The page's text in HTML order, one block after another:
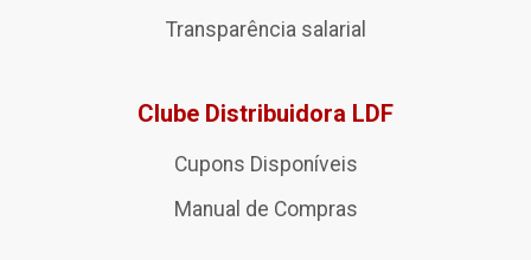
Transparência salarial
Clube Distribuidora LDF
Cupons Disponíveis
Manual de Compras